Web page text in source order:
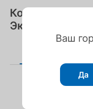
Контакты
Эксперт в
Ваш
Да